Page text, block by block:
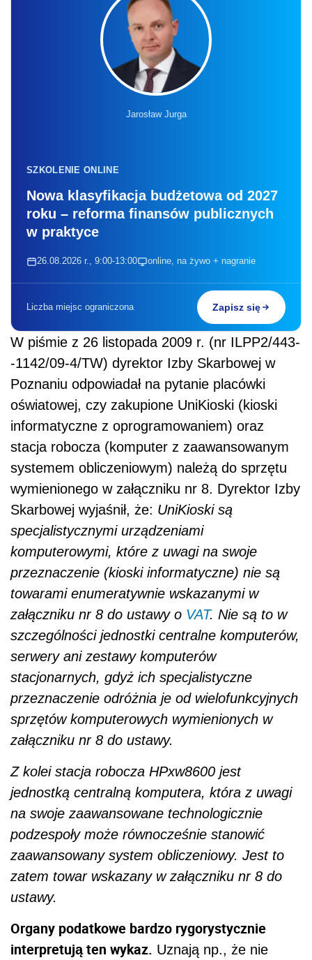
Jarosław Jurga
SZKOLENIE ONLINE
Nowa klasyfikacja budżetowa od 2027
roku – reforma finansów publicznych
w praktyce
26.08.2026 r., 9:00-13:00 online, na żywo + nagranie
Liczba miejsc ograniczona Zapisz się
W piśmie z 26 listopada 2009 r. (nr ILPP2/443-
-1142/09-4/TW) dyrektor Izby Skarbowej w
Poznaniu odpowiadał na pytanie placówki
oświatowej, czy zakupione UniKioski (kioski
informatyczne z oprogramowaniem) oraz
stacja robocza (komputer z zaawansowanym
systemem obliczeniowym) należą do sprzętu
wymienionego w załączniku nr 8. Dyrektor Izby
Skarbowej wyjaśnił, że: UniKioski są
specjalistycznymi urządzeniami
komputerowymi, które z uwagi na swoje
przeznaczenie (kioski informatyczne) nie są
towarami enumeratywnie wskazanymi w
załączniku nr 8 do ustawy o VAT. Nie są to w
szczególności jednostki centralne komputerów,
serwery ani zestawy komputerów
stacjonarnych, gdyż ich specjalistyczne
przeznaczenie odróżnia je od wielofunkcyjnych
sprzętów komputerowych wymienionych w
załączniku nr 8 do ustawy.
Z kolei stacja robocza HPxw8600 jest
jednostką centralną komputera, która z uwagi
na swoje zaawansowane technologicznie
podzespoły może równocześnie stanowić
zaawansowany system obliczeniowy. Jest to
zatem towar wskazany w załączniku nr 8 do
ustawy.
Organy podatkowe bardzo rygorystycznie
interpretują ten wykaz. Uznają np., że nie